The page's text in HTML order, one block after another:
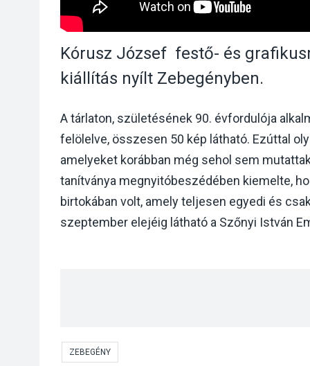
Kórusz József festő- és
kiállítás nyílt Zebegényben.
A tárlaton, születésének 90. évfordulója
felölelve, összesen 50 kép látható. Ezúttal
amelyeket korábban még sehol sem
tanítványa megnyitóbeszédében kiemelte,
birtokában volt, amely teljesen egyedi és
szeptember elejéig látható a Szőnyi István
ZEBEGÉNY